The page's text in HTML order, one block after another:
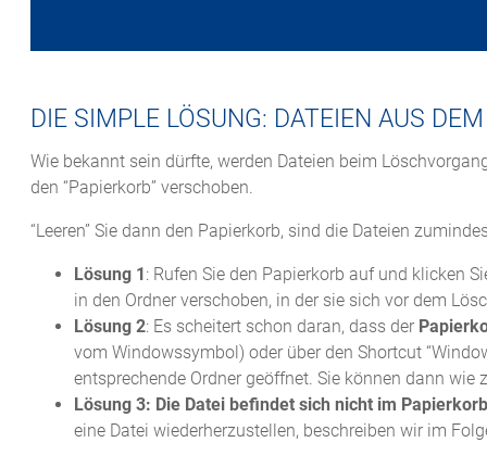
DIE SIMPLE LÖSUNG: DATEIEN AUS
Wie bekannt sein dürfte, werden Dateien beim
den “Papierkorb” verschoben.
“Leeren” Sie dann den Papierkorb, sind die Dateien
Lösung 1: Rufen Sie den Papierkorb auf und klicken
in den Ordner verschoben, in der sie sich vor dem
Lösung 2: Es scheitert schon daran, dass der
vom Windowssymbol) oder über den Shortcut
entsprechende Ordner geöffnet. Sie können dann
Lösung 3: Die Datei befindet sich nicht im
eine Datei wiederherzustellen, beschreiben wir im